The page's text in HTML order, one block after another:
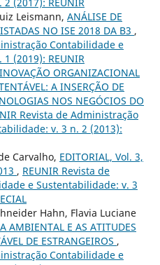
Leismann, ANÁLISE DE
NO ISE 2018 DA B3 ,
Contabilidade e
(2019): REUNIR
INOVAÇÃO ORGANIZACIONAL
A INSERÇÃO DE
NOS NEGÓCIOS DO
Revista de Administração
v. 3 n. 2 (2013):
Carvalho, EDITORIAL, Vol. 3,
, REUNIR Revista de
e Sustentabilidade: v. 3
Hahn, Flavia Luciane
AMBIENTAL E AS ATITUDES
DE ESTRANGEIROS ,
Contabilidade e